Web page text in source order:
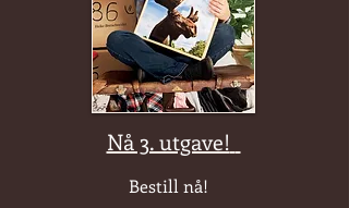
Nå 3. utgave!
Bestill nå!